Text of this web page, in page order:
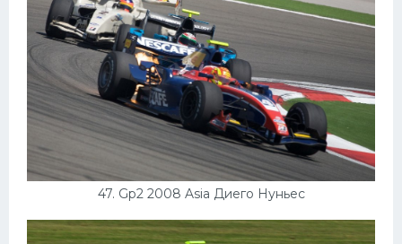
47. Gp2 2008 Asia Диего Нуньес